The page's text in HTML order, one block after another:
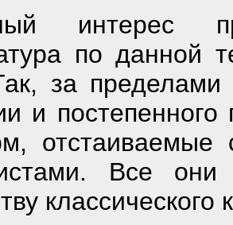
интерес
по данной
за пределами
и
отстаиваемые
Все они
классического